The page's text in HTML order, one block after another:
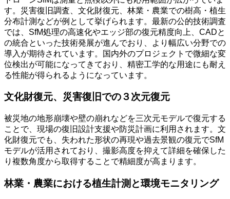
す。災害復旧調査、文化財復元、林業・農業での樹高・植生
分布計測などが例として挙げられます。最新の公的技術調査
では、SfM処理の高速化やエッジ部の復元精度向上、CADと
の統合といった技術発展が進んでおり、より幅広い分野での
導入が期待されています。国内外のプロジェクトで微細な変
位検出が可能になってきており、精密工学的な用途にも耐え
る性能が得られるようになっています。
文化財復元、災害復旧での３次元復元
被災地の地形崩壊や壁の崩れなどを三次元モデルで復元する
ことで、現場の復旧設計支援や防災計画に利用されます。文
化財復元でも、失われた形状の再現や過去景観の復元でSfM
モデルが活用されており、撮影高度を抑えて詳細を確保した
り複数角度から取得することで精細度が高まります。
林業・農業における植生計測と環境モニタリング